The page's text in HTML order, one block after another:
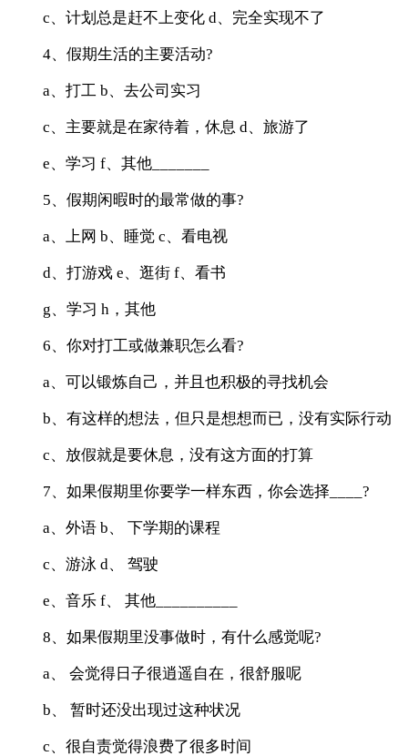
c、计划总是赶不上变化 d、完全实现不了
4、假期生活的主要活动?
a、打工 b、去公司实习
c、主要就是在家待着，休息 d、旅游了
e、学习 f、其他_______
5、假期闲暇时的最常做的事?
a、上网 b、睡觉 c、看电视
d、打游戏 e、逛街 f、看书
g、学习 h，其他
6、你对打工或做兼职怎么看?
a、可以锻炼自己，并且也积极的寻找机会
b、有这样的想法，但只是想想而已，没有实际行动
c、放假就是要休息，没有这方面的打算
7、如果假期里你要学一样东西，你会选择____?
a、外语 b、 下学期的课程
c、游泳 d、 驾驶
e、音乐 f、 其他__________
8、如果假期里没事做时，有什么感觉呢?
a、 会觉得日子很逍遥自在，很舒服呢
b、 暂时还没出现过这种状况
c、很自责觉得浪费了很多时间